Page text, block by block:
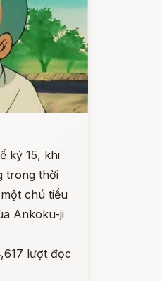
kỷ 15, khi
trong thời
chú tiểu
Ankoku-ji
lượt đọc